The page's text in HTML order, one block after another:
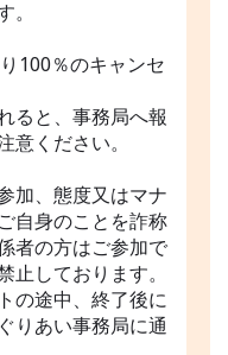
。
100％のキャンセ
ると、事務局へ報
意ください。
加、態度又はマナ
自身のことを詐称
者の方はご参加で
止しております。
の途中、終了後に
りあい事務局に通